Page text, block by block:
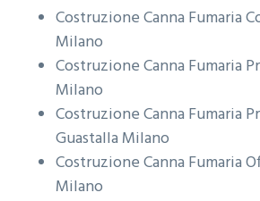
Costruzione Canna Fumaria
Milano
Costruzione Canna Fumaria
Milano
Costruzione Canna Fumaria
Guastalla Milano
Costruzione Canna Fumaria
Milano